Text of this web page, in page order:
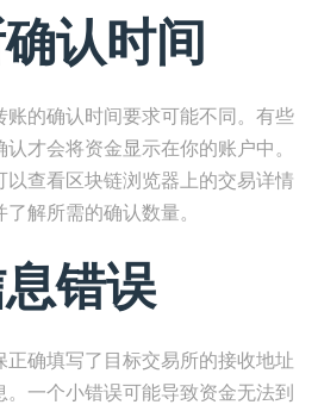
认时间
的确认时间要求可能不同。有些
才会将资金显示在你的账户中。
查看区块链浏览器上的交易详情
解所需的确认数量。
错误
确填写了目标交易所的接收地址
。一个小错误可能导致资金无法到